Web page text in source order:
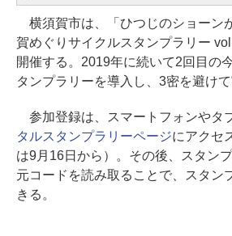
横須賀市は、「ひつじのショーン
賀めぐりサイクルスタンプラリー
開催する。2019年に続いて2回目の
タンプラリーを導入し、3密を避けて
参加登録は、スマートフォンやタ
タルスタンプラリーページにアクセ
は9月16日から）。その後、スタン
元コードを読み取ることで、スタン
きる。